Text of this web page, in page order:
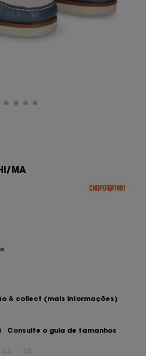
MA
& collect (mais informações)
Consulte o guia de tamanhos